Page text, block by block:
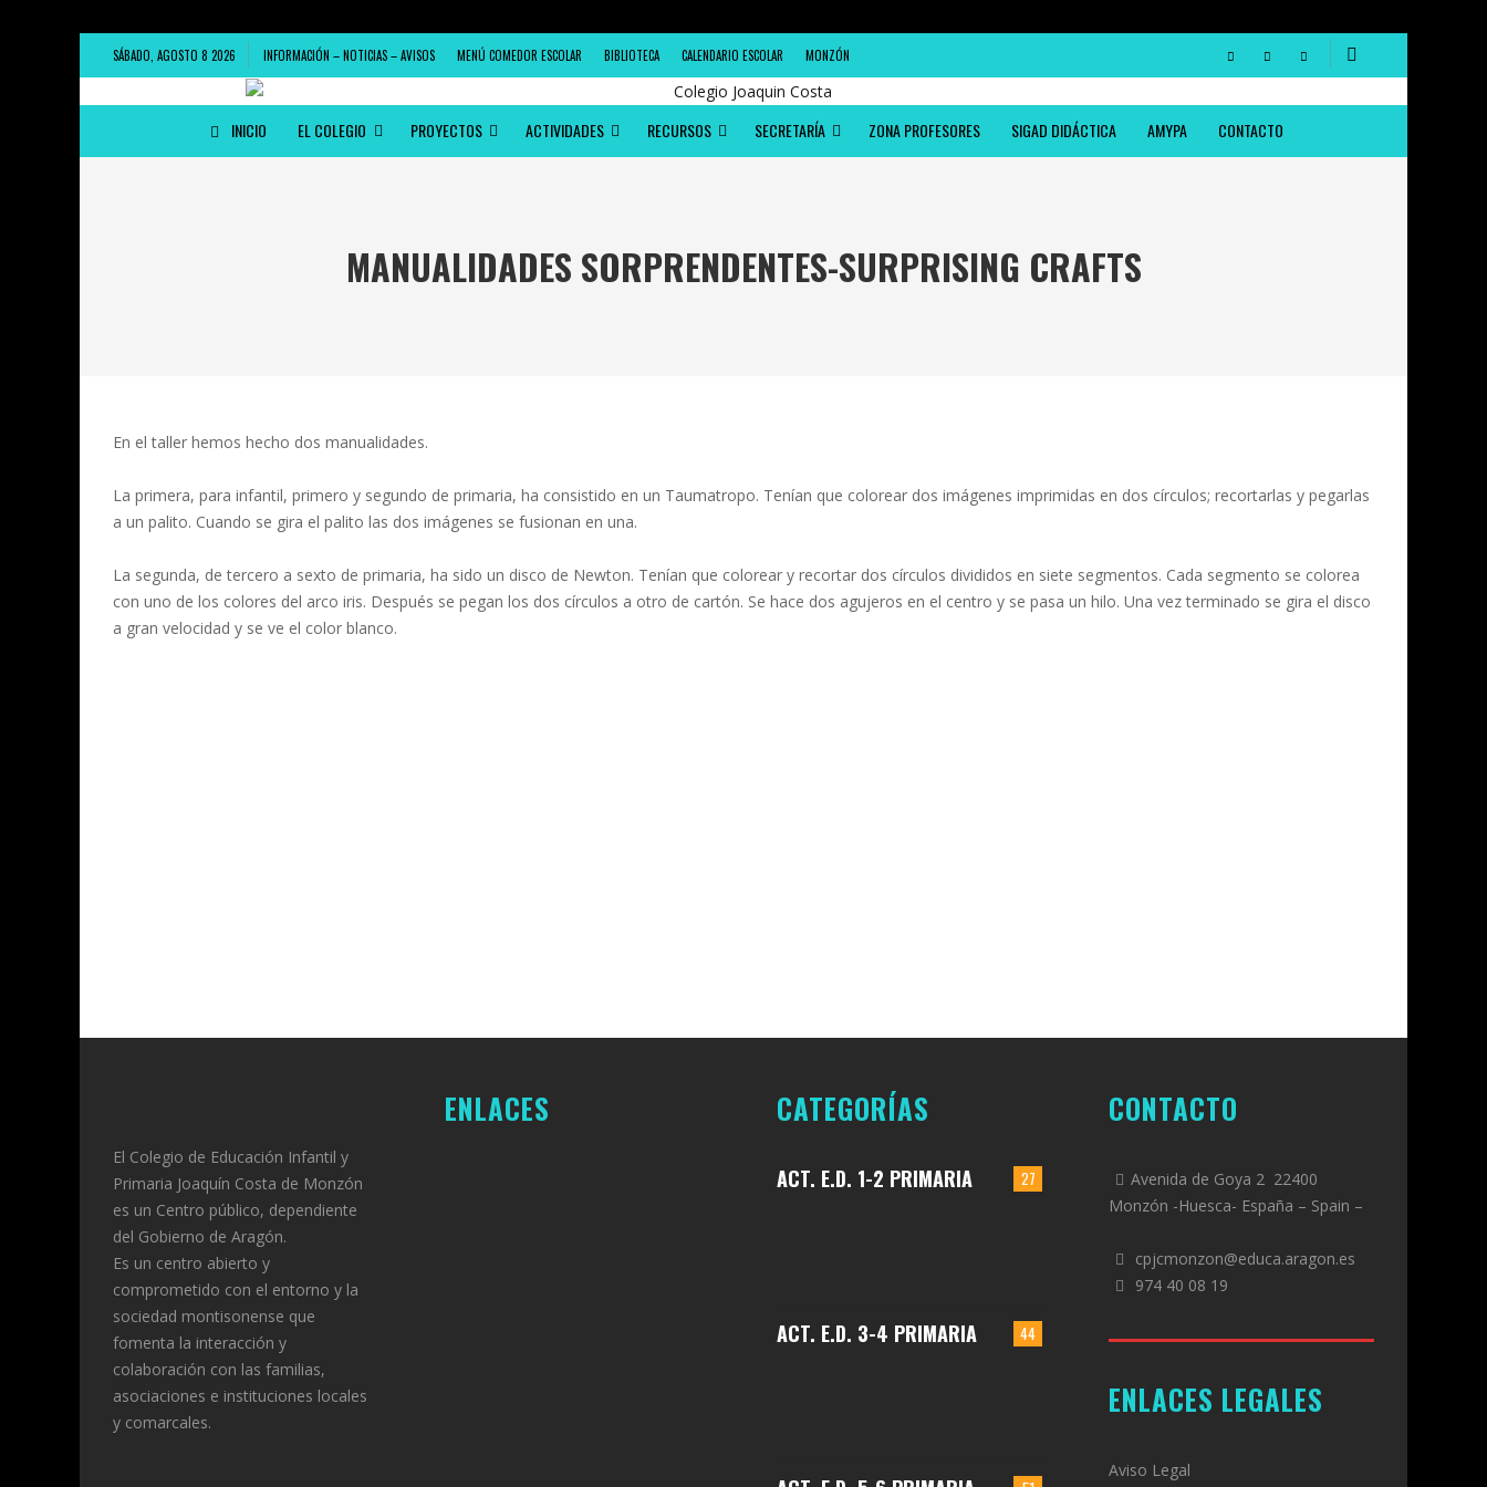
SÁBADO, AGOSTO 8 2026 INFORMACIÓN – NOTICIAS – AVISOS MENÚ COMEDOR ESCOLAR BIBLIOTECA CALENDARIO ESCOLAR MONZÓN
INICIO EL COLEGIO PROYECTOS ACTIVIDADES RECURSOS SECRETARÍA ZONA PROFESORES SIGAD DIDÁCTICA AMYPA CONTACTO
MANUALIDADES SORPRENDENTES-SURPRISING CRAFTS
En el taller hemos hecho dos manualidades.
La primera, para infantil, primero y segundo de primaria, ha consistido en un Taumatropo. Tenían que colorear dos imágenes imprimidas en dos círculos; recortarlas y pegarlas
a un palito. Cuando se gira el palito las dos imágenes se fusionan en una.
La segunda, de tercero a sexto de primaria, ha sido un disco de Newton. Tenían que colorear y recortar dos círculos divididos en siete segmentos. Cada segmento se colorea
con uno de los colores del arco iris. Después se pegan los dos círculos a otro de cartón. Se hace dos agujeros en el centro y se pasa un hilo. Una vez terminado se gira el disco
a gran velocidad y se ve el color blanco.
El Colegio de Educación Infantil y
Primaria Joaquín Costa de Monzón
es un Centro público, dependiente
del Gobierno de Aragón.
Es un centro abierto y
comprometido con el entorno y la
sociedad montisonense que
fomenta la interacción y
colaboración con las familias,
asociaciones e instituciones locales
y comarcales.
ENLACES CATEGORÍAS
27
ACT. E.D. 1-2 PRIMARIA
44
ACT. E.D. 3-4 PRIMARIA
CONTACTO
Avenida de Goya 2 22400
Monzón -Huesca- España – Spain –
cpjcmonzon@educa.aragon.es
974 40 08 19
ENLACES LEGALES
Aviso Legal